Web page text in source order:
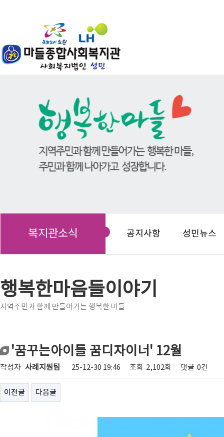
복지관소식 공지사항 성민뉴스
행복한마음들이야기
지역주민과 함께 만들어가는 행복한 마들
'꿈꾸는아이들 꿈디자이너' 12월
작성자 사례지원팀 25-12-30 19:46 조회 2,102회 댓글 0건
이전글 다음글